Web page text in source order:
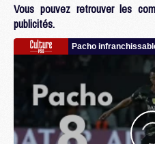
Vous pouvez retrouver les
publicités.